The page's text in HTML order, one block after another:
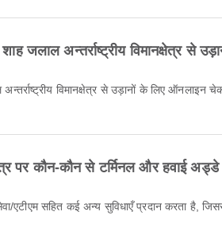
जलाल अन्तर्राष्ट्रीय विमानक्षेत्र से
पर कौन-कौन से टर्मिनल और हवाई
एटीएम सहित कई अन्य सुविधाएँ प्रदान करता है,